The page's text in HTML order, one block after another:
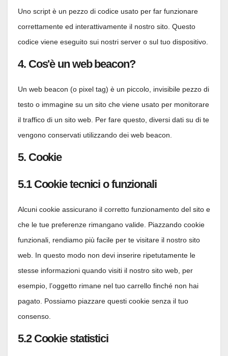
Uno script è un pezzo di codice usato per far funzionare
correttamente ed interattivamente il nostro sito. Questo
codice viene eseguito sui nostri server o sul tuo dispositivo.
4. Cos'è un web beacon?
Un web beacon (o pixel tag) è un piccolo, invisibile pezzo di
testo o immagine su un sito che viene usato per monitorare
il traffico di un sito web. Per fare questo, diversi dati su di te
vengono conservati utilizzando dei web beacon.
5. Cookie
5.1 Cookie tecnici o funzionali
Alcuni cookie assicurano il corretto funzionamento del sito e
che le tue preferenze rimangano valide. Piazzando cookie
funzionali, rendiamo più facile per te visitare il nostro sito
web. In questo modo non devi inserire ripetutamente le
stesse informazioni quando visiti il nostro sito web, per
esempio, l’oggetto rimane nel tuo carrello finché non hai
pagato. Possiamo piazzare questi cookie senza il tuo
consenso.
5.2 Cookie statistici